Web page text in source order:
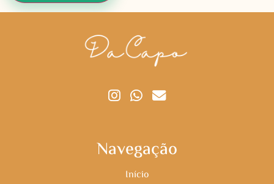
Navegação
Início